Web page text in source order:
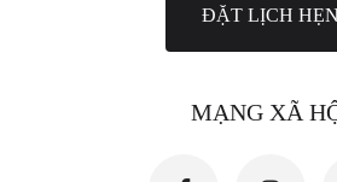
ĐẶT LỊCH HẸN
MẠNG XÃ